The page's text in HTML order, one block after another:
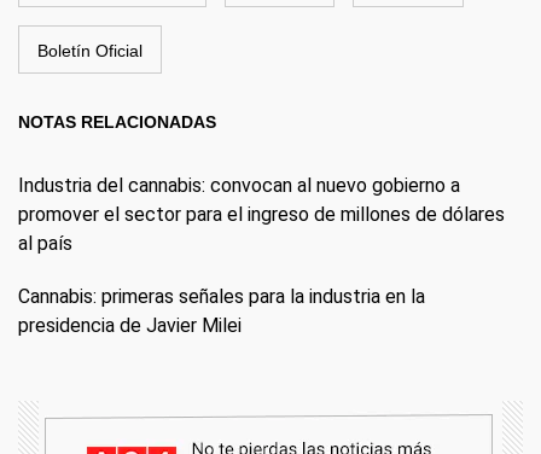
Boletín Oficial
NOTAS RELACIONADAS
Industria del cannabis: convocan al nuevo gobierno a
promover el sector para el ingreso de millones de dólares
al país
Cannabis: primeras señales para la industria en la
presidencia de Javier Milei